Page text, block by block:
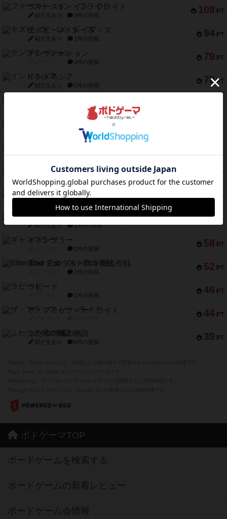
108 PT
ファースト・イン・フライト
紹介文あり 3件の投稿
94 PT
モズビ－ズ・レイダ－ズ
紹介文あり 1件の投稿
79 PT
テンプテーション
2件の投稿
78 PT
インドネシア
紹介文あり 2件の投稿
PT
8件の投稿
PT
9件の投稿
PT
紹介文なし 1件の投稿
PT
ブラヴェスト
紹介文なし 1件の投稿
60 PT
スペクタキュラー
59 PT
スモールワールド
紹介文あり 13件の投稿
58 PT
ギャンブラー
2件の投稿
52 PT
Bitter End ブタペスト救出作戦
1件の投稿
46 PT
ラピード
1件の投稿
44 PT
ザ・フラッフィー・ライト
39 PT
ふたつの城の物語
紹介文あり 6件の投稿
ボドゲーマTOP
ボードゲームを検索する
ボードゲームの新着レビュー
ボードゲーム会情報